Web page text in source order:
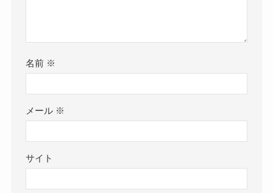
名前 ※
メール ※
サイト